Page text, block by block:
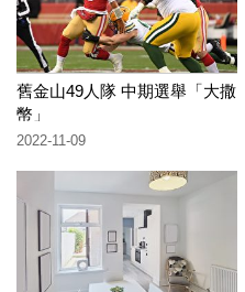
舊金山49人隊 中期選舉「大撒
幣」
2022-11-09